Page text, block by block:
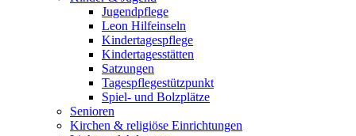
Jugendpflege
Leon Hilfeinseln
Kindertagespflege
Kindertagesstätten
Satzungen
Tagespflegestützpunkt
Spiel- und Bolzplätze
Senioren
Kirchen & religiöse Einrichtungen